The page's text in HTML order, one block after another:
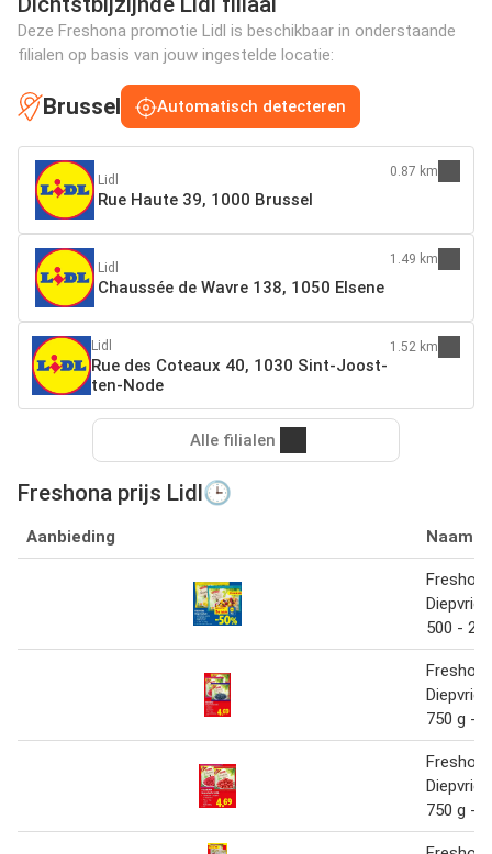
Deze Freshona promotie Lidl is beschikbaar in onderstaande
filialen op basis van jouw ingestelde locatie:
Brussel Automatisch detecteren
Lidl
Rue Haute 39, 1000 Brussel
0.87 km
Lidl
Chaussée de Wavre 138, 1050 Elsene
1.49 km
Lidl
Rue des Coteaux 40, 1030 Sint-Joost-
ten-Node
1.52 km
Alle filialen
Freshona prijs Lidl🕒
Aanbieding Naam
500 - 2
750 g -
750 g -